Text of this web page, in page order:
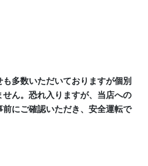
多数いただいておりますが個別
ん。恐れ入りますが、当店への
にご確認いただき、安全運転で